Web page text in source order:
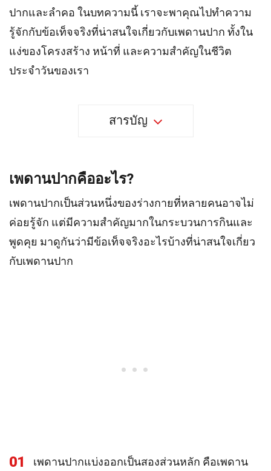
ปากและลำคอ ในบทความนี้ เราจะพาคุณไปทำความ
รู้จักกับข้อเท็จจริงที่น่าสนใจเกี่ยวกับเพดานปาก ทั้งใน
แง่ของโครงสร้าง หน้าที่ และความสำคัญในชีวิต
ประจำวันของเรา
สารบัญ
เพดานปากคืออะไร?
เพดานปากเป็นส่วนหนึ่งของร่างกายที่หลายคนอาจไม่
ค่อยรู้จัก แต่มีความสำคัญมากในกระบวนการกินและ
พูดคุย มาดูกันว่ามีข้อเท็จจริงอะไรบ้างที่น่าสนใจเกี่ยว
กับเพดานปาก
01
เพดานปากแบ่งออกเป็นสองส่วนหลัก คือเพดาน